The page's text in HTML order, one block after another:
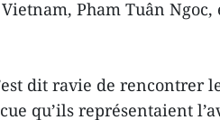
Pham Tuân Ngoc,
dit ravie de rencontrer
qu’ils représentaient